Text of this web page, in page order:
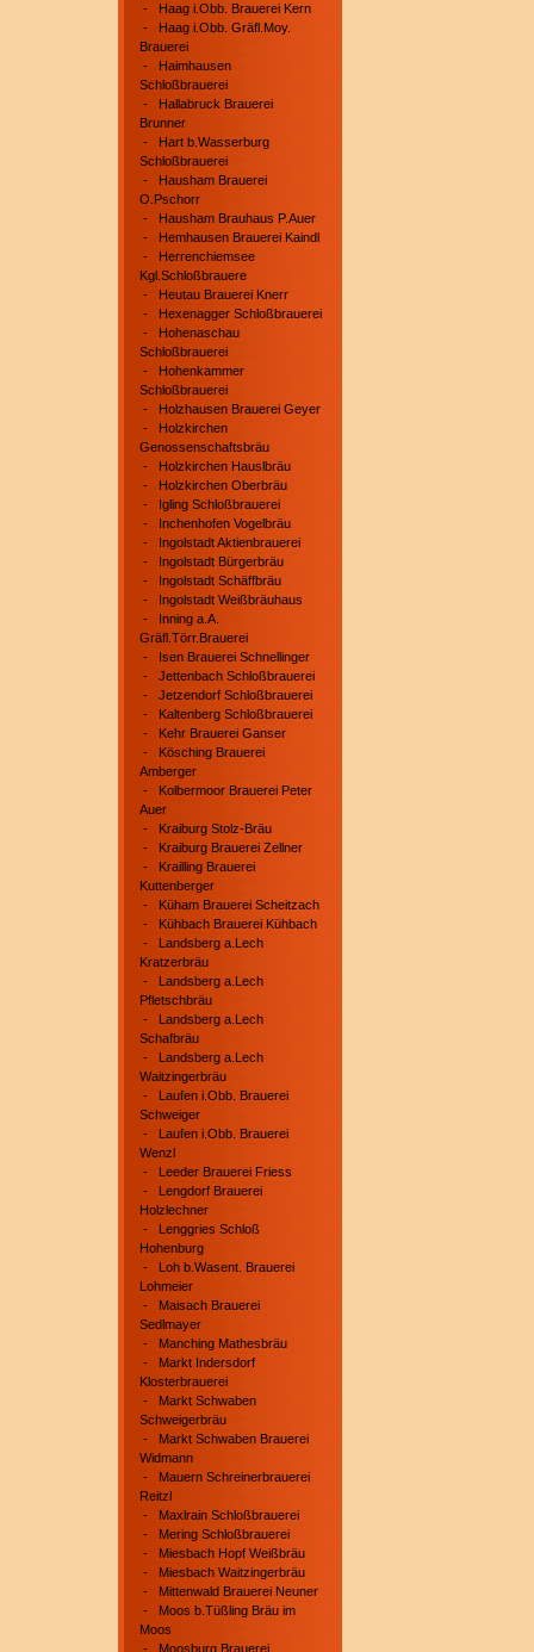
- Haag i.Obb. Brauerei Kern
- Haag i.Obb. Gräfl.Moy.
Brauerei
- Haimhausen
Schloßbrauerei
- Hallabruck Brauerei
Brunner
- Hart b.Wasserburg
Schloßbrauerei
- Hausham Brauerei
O.Pschorr
- Hausham Brauhaus P.Auer
- Hemhausen Brauerei Kaindl
- Herrenchiemsee
Kgl.Schloßbrauere
- Heutau Brauerei Knerr
- Hexenagger Schloßbrauerei
- Hohenaschau
Schloßbrauerei
- Hohenkammer
Schloßbrauerei
- Holzhausen Brauerei Geyer
- Holzkirchen
Genossenschaftsbräu
- Holzkirchen Hauslbräu
- Holzkirchen Oberbräu
- Igling Schloßbrauerei
- Inchenhofen Vogelbräu
- Ingolstadt Aktienbrauerei
- Ingolstadt Bürgerbräu
- Ingolstadt Schäffbräu
- Ingolstadt Weißbräuhaus
- Inning a.A.
Gräfl.Törr.Brauerei
- Isen Brauerei Schnellinger
- Jettenbach Schloßbrauerei
- Jetzendorf Schloßbrauerei
- Kaltenberg Schloßbrauerei
- Kehr Brauerei Ganser
- Kösching Brauerei
Amberger
- Kolbermoor Brauerei Peter
Auer
- Kraiburg Stolz-Bräu
- Kraiburg Brauerei Zellner
- Krailling Brauerei
Kuttenberger
- Küham Brauerei Scheitzach
- Kühbach Brauerei Kühbach
- Landsberg a.Lech
Kratzerbräu
- Landsberg a.Lech
Pfletschbräu
- Landsberg a.Lech
Schafbräu
- Landsberg a.Lech
Waitzingerbräu
- Laufen i.Obb. Brauerei
Schweiger
- Laufen i.Obb. Brauerei
Wenzl
- Leeder Brauerei Friess
- Lengdorf Brauerei
Holzlechner
- Lenggries Schloß
Hohenburg
- Loh b.Wasent. Brauerei
Lohmeier
- Maisach Brauerei
Sedlmayer
- Manching Mathesbräu
- Markt Indersdorf
Klosterbrauerei
- Markt Schwaben
Schweigerbräu
- Markt Schwaben Brauerei
Widmann
- Mauern Schreinerbrauerei
Reitzl
- Maxlrain Schloßbrauerei
- Mering Schloßbrauerei
- Miesbach Hopf Weißbräu
- Miesbach Waitzingerbräu
- Mittenwald Brauerei Neuner
- Moos b.Tüßling Bräu im
Moos
- Moosburg Brauerei